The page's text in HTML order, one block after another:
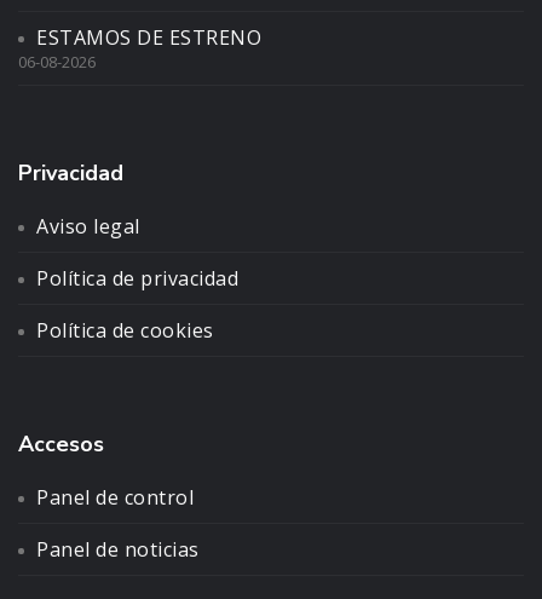
ESTAMOS DE ESTRENO
06-08-2026
Privacidad
Aviso legal
Política de privacidad
Política de cookies
Accesos
Panel de control
Panel de noticias